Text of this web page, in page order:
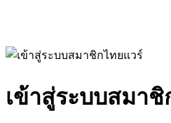
เข้าสู่ระบบสมาชิ